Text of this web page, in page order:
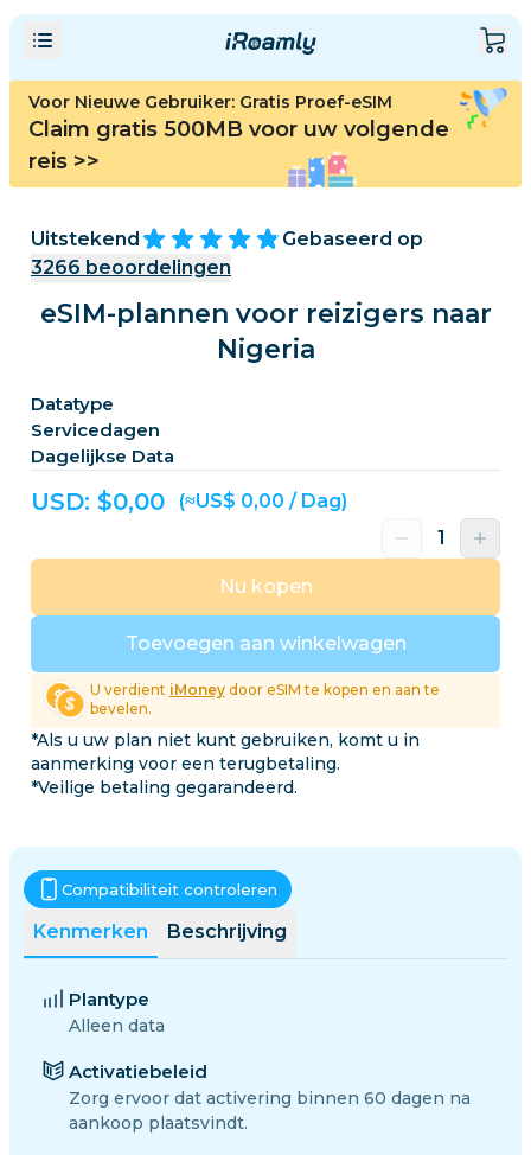
Voor Nieuwe Gebruiker: Gratis Proef-eSIM
Claim gratis 500MB voor uw volgende
reis >>
Uitstekend
Gebaseerd op
3266 beoordelingen
eSIM-plannen voor reizigers naar
Nigeria
Datatype
Servicedagen
Dagelijkse Data
USD: $0,00 (≈US$ 0,00 / Dag)
Toevoegen aan winkelwagen
Nu kopen
U verdient iMoneydoor eSIM te kopen en aan te
bevelen.
*Als u uw plan niet kunt gebruiken, komt u in
aanmerking voor een terugbetaling.
*Veilige betaling gegarandeerd.
Kenmerken Beschrijving
Compatibiliteit controleren
Plantype
Alleen data
Activatiebeleid
Zorg ervoor dat activering binnen 60 dagen na
aankoop plaatsvindt.